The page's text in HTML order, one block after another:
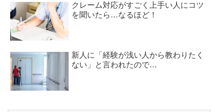
クレーム対応がすごく上手い人にコツ
を聞いたら…なるほど！
新人に「経験が浅い人から教わりたく
ない」と言われたので…